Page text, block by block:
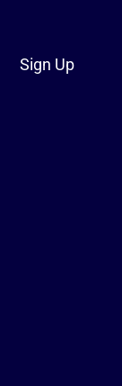
Sign Up